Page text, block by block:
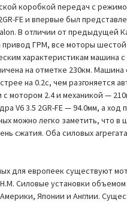
коробкой передач с
FE и впервые был
В отличии от предыдущей
привод ГРМ, все моторы
характеристикам машина с
на отметке 230км.
на 0.2с, чем разгоняется
мотором 2.4 и механикой —
V6 3.5 2GR-FE — 94.0мм, а ход
можно легко заметить, что
сжатия. Оба силовых
для европеек существуют
Силовые установки объемом
Японии и Англии.